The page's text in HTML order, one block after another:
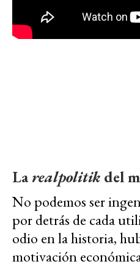
Larealpolitik del
No podemos ser
por detrás de cada
odio en la historia,
motivación